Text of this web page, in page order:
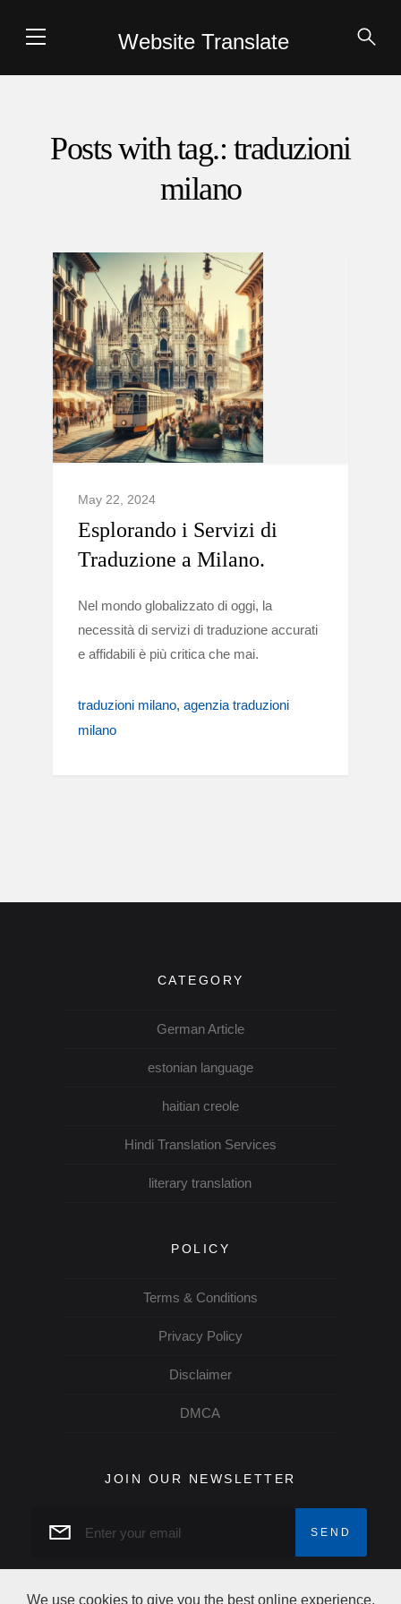
Website Translate
Posts with tag.: traduzioni
milano
May 22, 2024
Esplorando i Servizi di
Traduzione a Milano.
Nel mondo globalizzato di oggi, la
necessità di servizi di traduzione accurati
e affidabili è più critica che mai.
traduzioni milano agenzia traduzioni
milano
CATEGORY
German Article
estonian language
haitian creole
Hindi Translation Services
literary translation
POLICY
Terms & Conditions
Privacy Policy
Disclaimer
DMCA
JOIN OUR NEWSLETTER
We use cookies to give you the best online experience.